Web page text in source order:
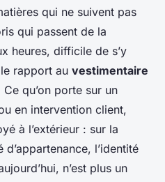
qui ne suivent pas
qui passent de la
heures, difficile de s’y
rapport au vestimentaire
qu’on porte sur un
en intervention client,
à l’extérieur : sur la
l’identité
n’est plus un